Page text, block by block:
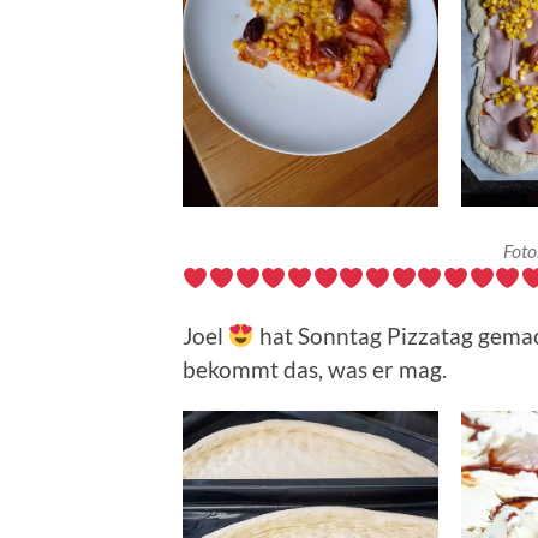
Joel
hat Sonntag Pizzatag
bekommt das, was er mag.